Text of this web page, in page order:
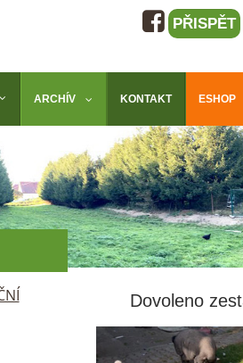
PŘISPĚT
ARCHÍV KONTAKT ESHOP
Dovoleno